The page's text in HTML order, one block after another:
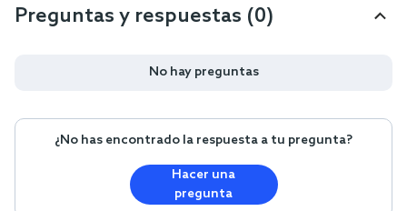
Preguntas y respuestas (0)
No hay preguntas
¿No has encontrado la respuesta a tu pregunta?
Hacer una
pregunta